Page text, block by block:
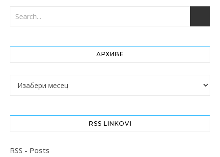
АРХИВЕ
Архиве
RSS LINKOVI
RSS - Posts